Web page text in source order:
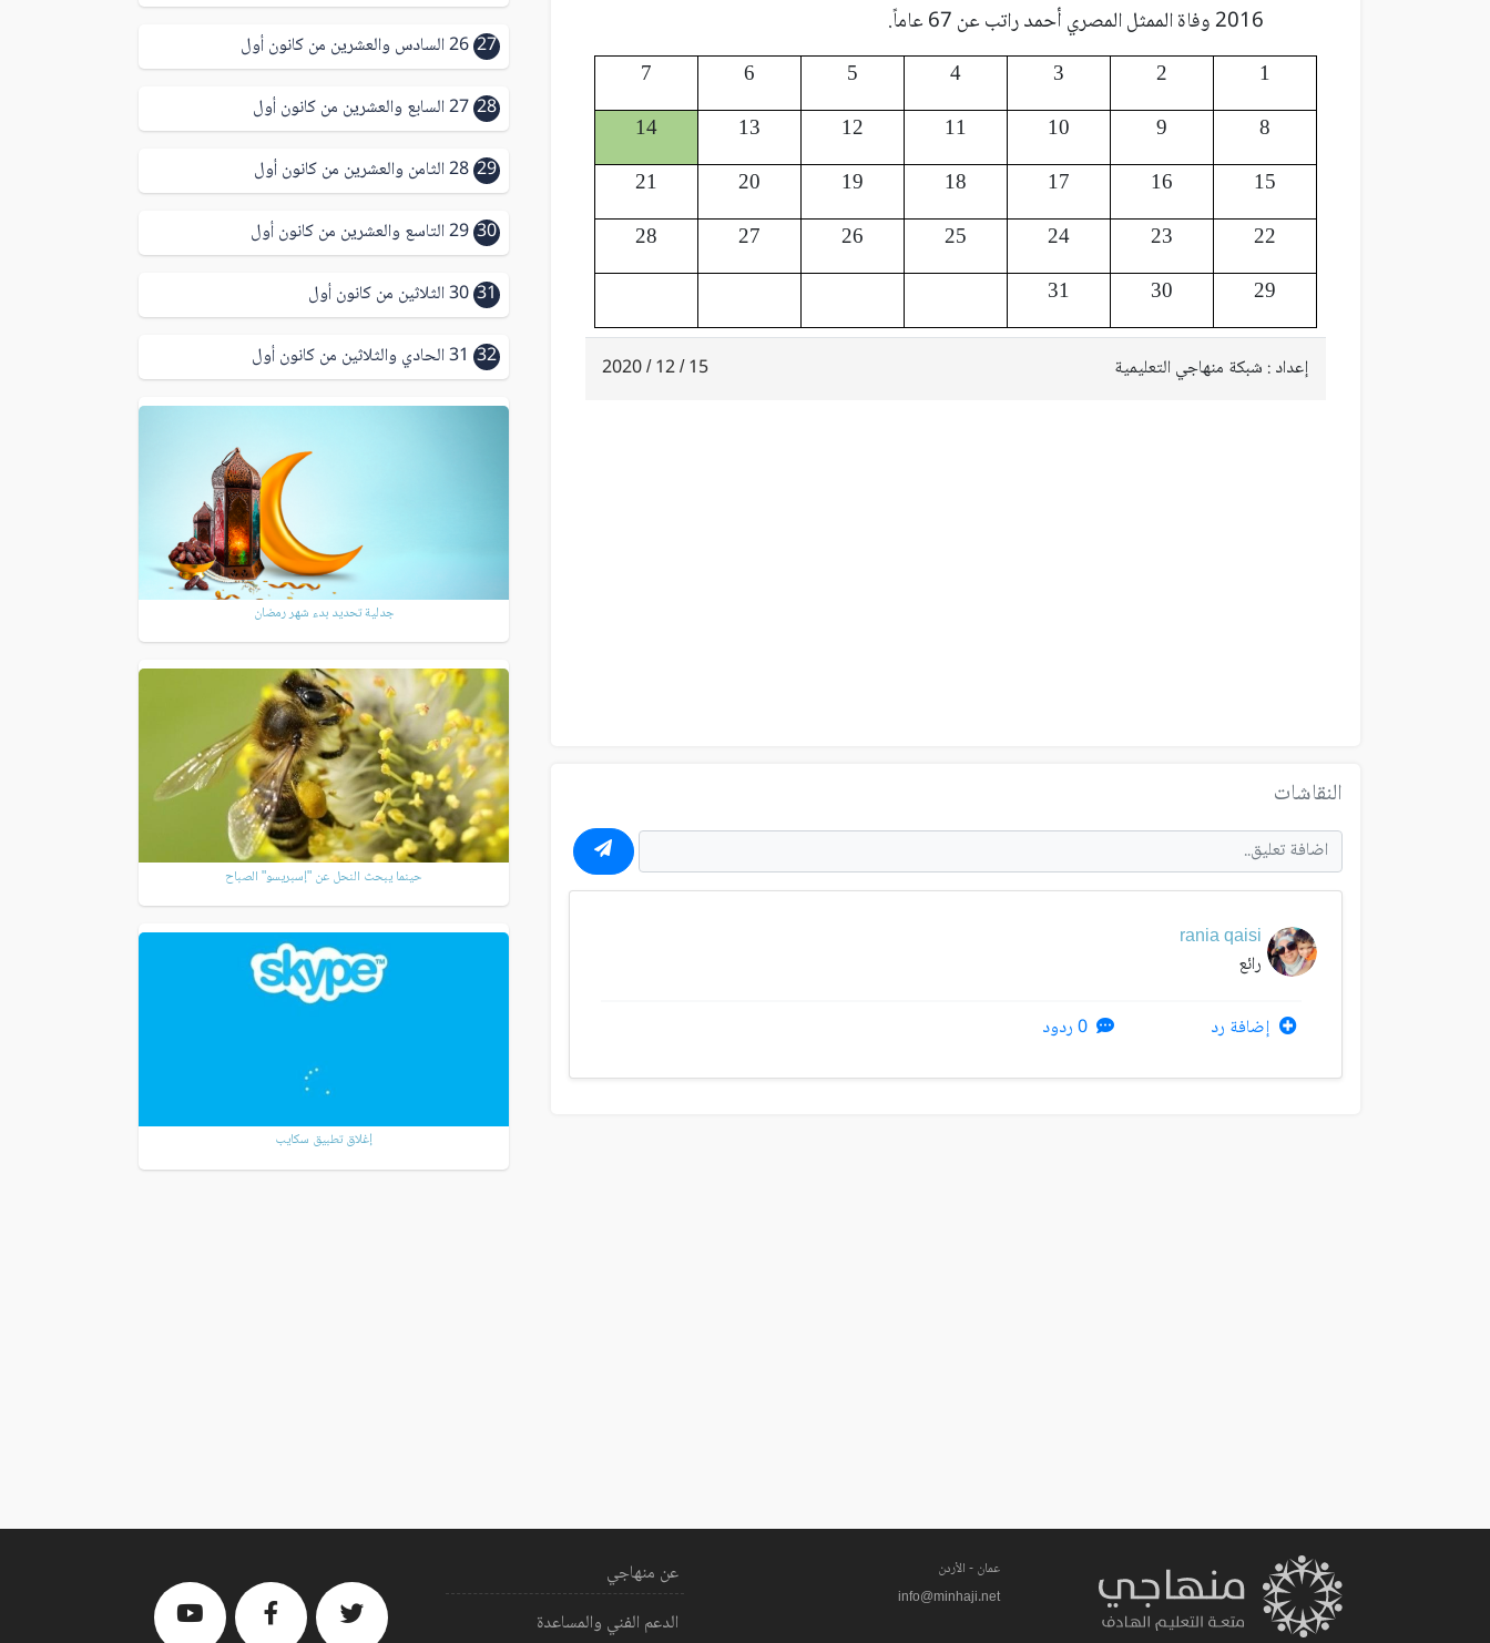
2016 وفاة الممثل المصري أحمد راتب عن 67 عاماً.
1
2
3
4
5
6
7
8
9
10
11
12
13
14
15
16
17
18
19
20
21
22
23
24
25
26
27
28
29
30
31
إعداد : شبكة منهاجي التعليمية 15 / 12 / 2020
النقاشات
rania qaisi
رائع
إضافة رد 0 ردود
27 26 السادس والعشرين من كانون أول
28 27 السابع والعشرين من كانون أول
29 28 الثامن والعشرين من كانون أول
30 29 التاسع والعشرين من كانون أول
31 30 الثلاثين من كانون أول
32 31 الحادي والثلاثين من كانون أول
جدلية تحديد بدء شهر رمضان
حينما يبحث النحل عن "إسبريسو" الصباح
إغلاق تطبيق سكايب
عمان - الأردن
info@minhaji.net
عن منهاجي
الدعم الفني والمساعدة